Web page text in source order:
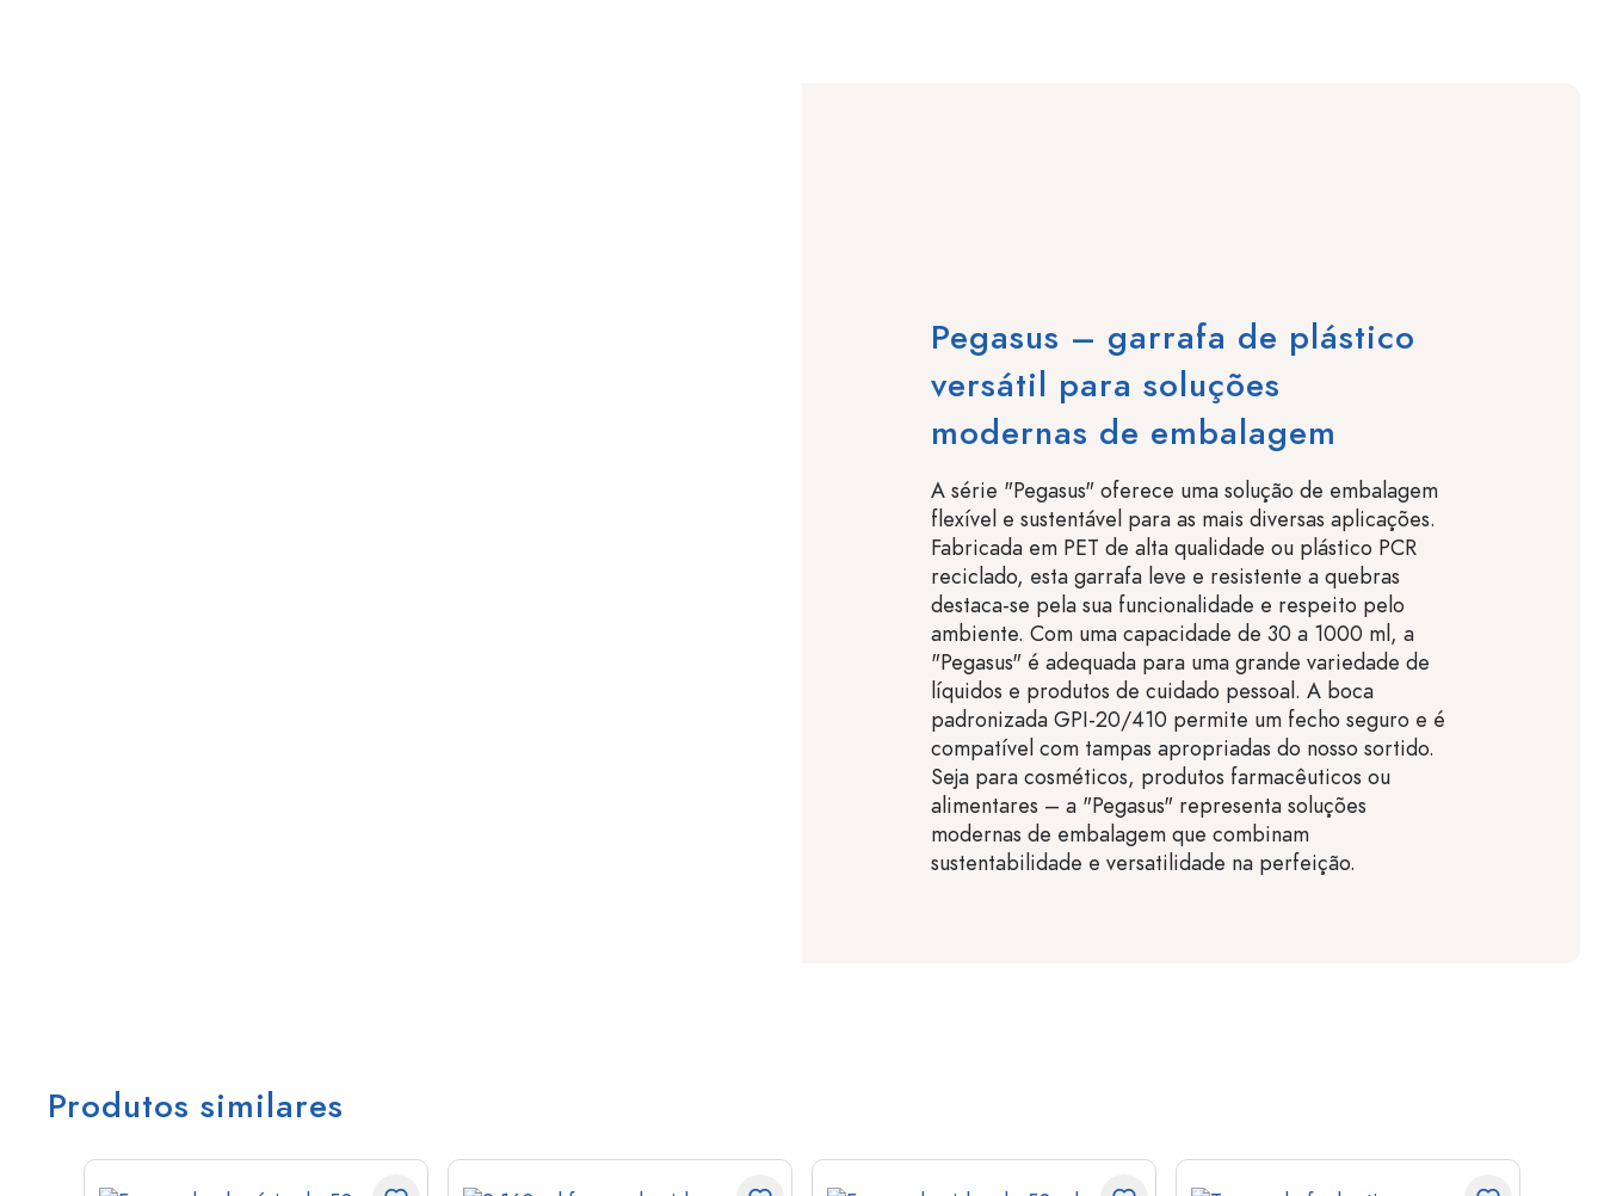
Pegasus – garrafa de plástico
versátil para soluções
modernas de embalagem
A série "Pegasus" oferece uma solução de embalagem
flexível e sustentável para as mais diversas aplicações.
Fabricada em PET de alta qualidade ou plástico PCR
reciclado, esta garrafa leve e resistente a quebras
destaca-se pela sua funcionalidade e respeito pelo
ambiente. Com uma capacidade de 30 a 1000 ml, a
"Pegasus" é adequada para uma grande variedade de
líquidos e produtos de cuidado pessoal. A boca
padronizada GPI-20/410 permite um fecho seguro e é
compatível com tampas apropriadas do nosso sortido.
Seja para cosméticos, produtos farmacêuticos ou
alimentares – a "Pegasus" representa soluções
modernas de embalagem que combinam
sustentabilidade e versatilidade na perfeição.
Produtos similares